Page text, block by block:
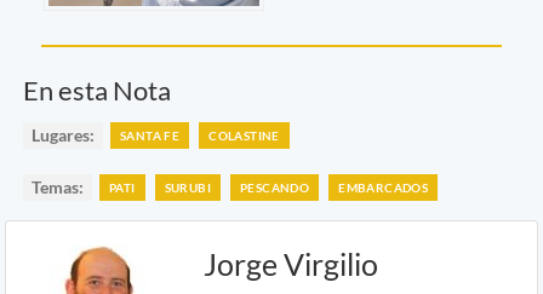
En esta Nota
Lugares: SANTA FE COLASTINE
Temas: PATI SURUBI PESCANDO EMBARCADOS
Jorge Virgilio